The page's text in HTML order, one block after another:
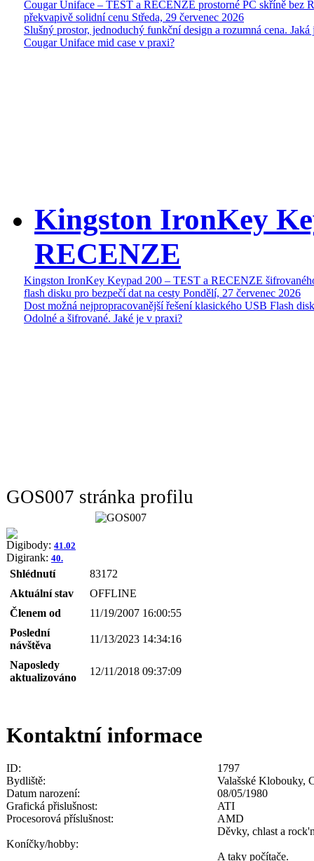
Cougar Uniface – TEST a RECENZE prostorné PC skříně bez
překvapivě solidní cenu Středa, 29 červenec 2026
Slušný prostor, jednoduchý funkční design a rozumná cena. Jaká
Cougar Uniface mid case v praxi?
Kingston IronKey
RECENZE
Kingston IronKey Keypad 200 – TEST a RECENZE
flash disku pro bezpečí dat na cesty Pondělí, 27 červenec 2026
Dost možná nejpropracovanější řešení klasického USB Flash
Odolné a šifrované. Jaké je v praxi?
GOS007 stránka profilu
Digibody: 41.02
Digirank: 40.
Shlédnutí
83172
Aktuální stav
OFFLINE
Členem od
11/19/2007 16:00:55
Poslední
návštěva
11/13/2023 14:34:16
Naposledy
aktualizováno
12/11/2018 09:37:09
Kontaktní informace
ID:
1797
Bydliště:
Valašské Klobouky,
Datum narození:
08/05/1980
Grafická přislušnost:
ATI
Procesorová příslušnost:
AMD
Koníčky/hobby:
Děvky, chlast a
A taky počítače.